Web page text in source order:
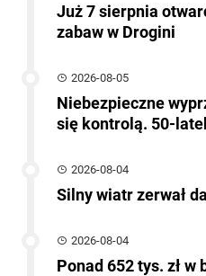
Już 7 sierpnia
zabaw w Drogini
2026-08-05
Niebezpieczne
się kontrolą. 50-
2026-08-04
Silny wiatr zerwał
2026-08-04
Ponad 652 tys. zł